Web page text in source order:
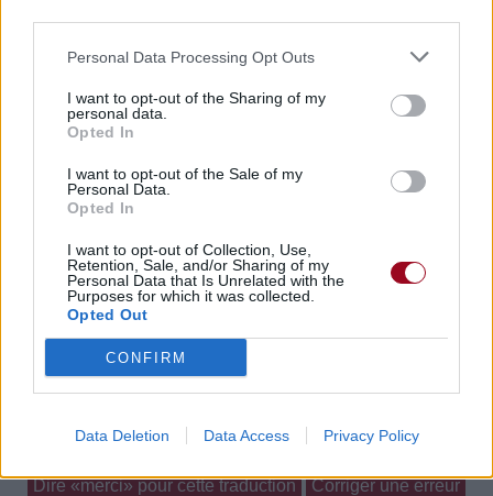
Personal Data Processing Opt Outs
I want to opt-out of the Sharing of my
personal data.
Opted In
I want to opt-out of the Sale of my
Personal Data.
Opted In
I want to opt-out of Collection, Use,
Retention, Sale, and/or Sharing of my
Personal Data that Is Unrelated with the
Purposes for which it was collected.
Opted Out
CONFIRM
Data Deletion Data Access Privacy Policy
Biographie
Albums & Chansons
Téléchargements
Photos
Dire «merci» pour cette traduction Corriger une erreur